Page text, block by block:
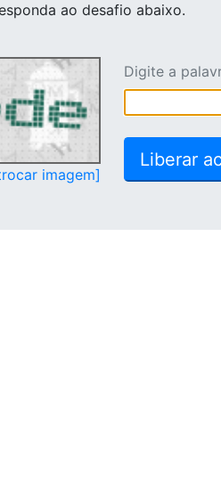
ao desafio abaixo.
imagem]
Digite a